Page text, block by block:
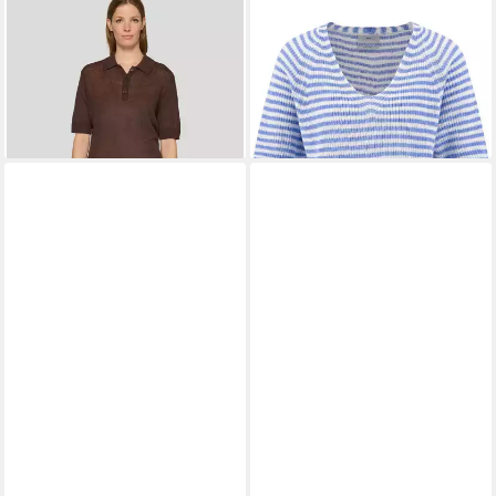
Strickpullover Pullover
UVP99,99 €
Strickpullover
ab 54,95 € UVP79,95 €
-31%